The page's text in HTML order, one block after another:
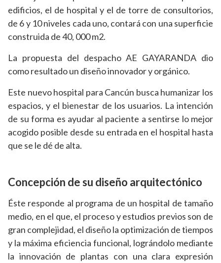
edificios, el de hospital y el de torre de consultorios,
de 6 y 10 niveles cada uno, contará con una superficie
construida de 40, 000 m2.
La propuesta del despacho AE GAYARANDA dio
como resultado un diseño innovador y orgánico.
Este nuevo hospital para Cancún busca humanizar los
espacios, y el bienestar de los usuarios. La intención
de su forma es ayudar al paciente a sentirse lo mejor
acogido posible desde su entrada en el hospital hasta
que se le dé de alta.
Concepción de su diseño arquitectónico
Éste responde al programa de un hospital de tamaño
medio, en el que, el proceso y estudios previos son de
gran complejidad, el diseño la optimización de tiempos
y la máxima eficiencia funcional, lográndolo mediante
la innovación de plantas con una clara expresión